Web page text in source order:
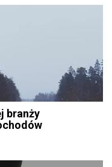
branży